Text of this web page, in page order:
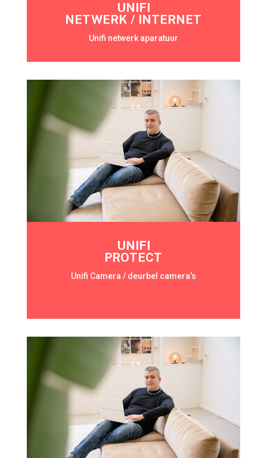
UNIFI
NETWERK / INTERNET
Unifi netwerk aparatuur
UNIFI
PROTECT
Unifi Camera / deurbel camera’s